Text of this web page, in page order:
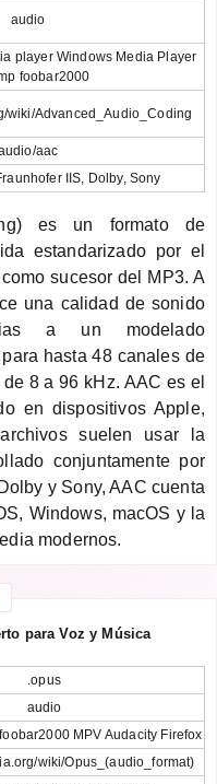
audio
player Windows Media Player
foobar2000
wiki/Advanced_Audio_Coding
aac
IIS, Dolby, Sony
es un formato de
estandarizado por el
sucesor del MP3. A
una calidad de sonido
a un modelado
hasta 48 canales de
8 a 96 kHz. AAC es el
en dispositivos Apple,
suelen usar la
conjuntamente por
y Sony, AAC cuenta
Windows, macOS y la
modernos.
para Voz y Música
.opus
audio
MPV Audacity Firefox
wiki/Opus_(audio_format)